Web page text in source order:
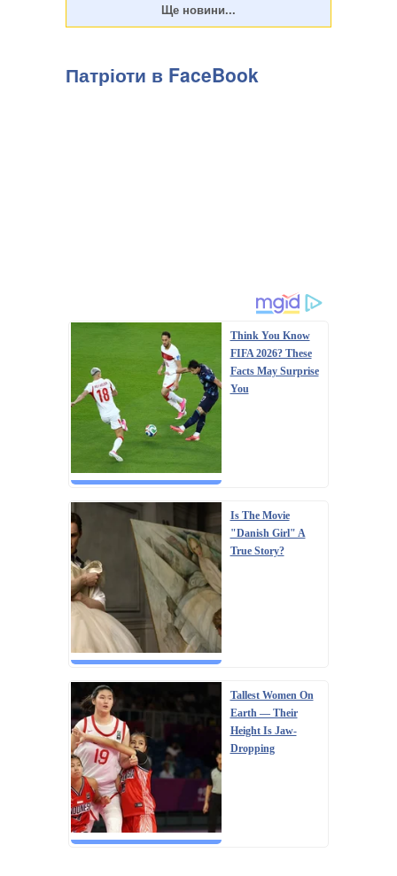
Патріоти в FaceBook
Think You Know
FIFA 2026? These
Facts May Surprise
You
Is The Movie
"Danish Girl" A
True Story?
Tallest Women On
Earth — Their
Height Is Jaw-
Dropping